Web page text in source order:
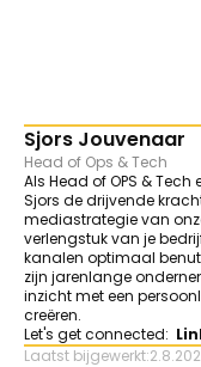
Sjors Jouvenaar
Head of Ops & Tech
Als Head of OPS &
Sjors de drijvende
mediastrategie van
verlengstuk van je
kanalen optimaal benut
zijn jarenlange
inzicht met een
creëren.
Let's get connected:
Laatst bijgewerkt: